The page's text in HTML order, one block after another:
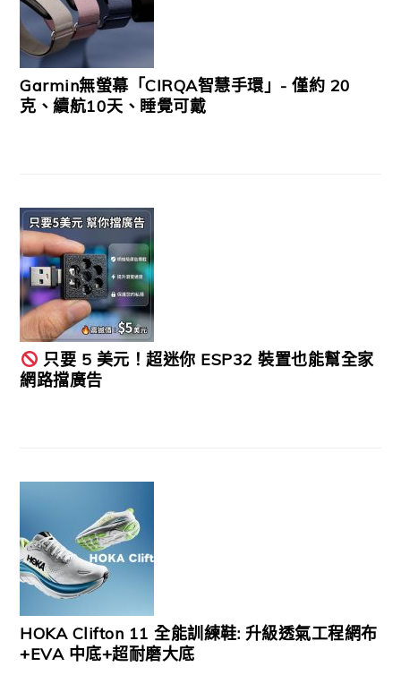
Garmin無螢幕「CIRQA智慧手環」- 僅約 20
克、續航10天、睡覺可戴
只要 5 美元！超迷你 ESP32 裝置也能幫全家
網路擋廣告
HOKA Clifton 11 全能訓練鞋: 升級透氣工程網布
+EVA 中底+超耐磨大底